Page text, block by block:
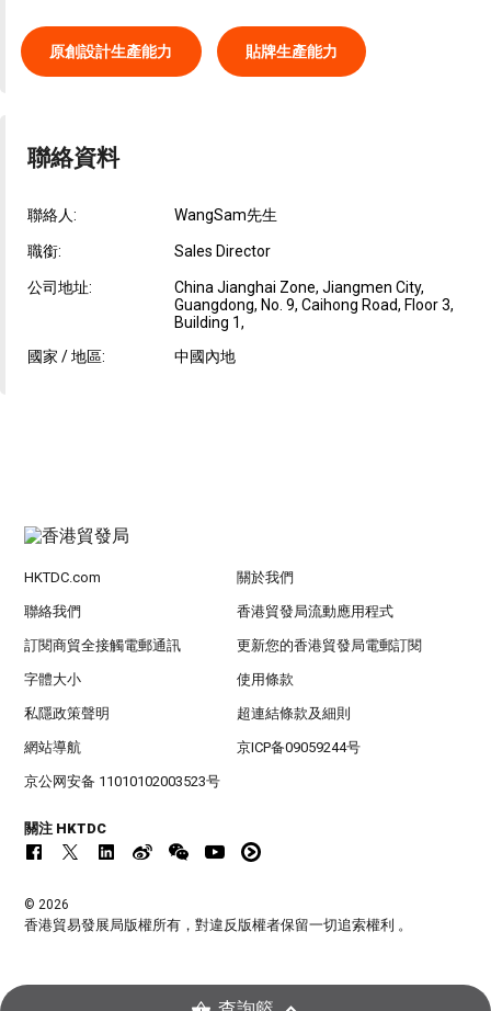
原創設計生產能力 貼牌生產能力
聯絡資料
聯絡人: WangSam先生
職銜: Sales Director
公司地址:
China Jianghai Zone, Jiangmen City,
Guangdong, No. 9, Caihong Road, Floor 3,
Building 1,
國家 / 地區:
中國內地
HKTDC.com 關於我們
聯絡我們 香港貿發局流動應用程式
訂閱商貿全接觸電郵通訊 更新您的香港貿發局電郵訂閱
字體大小 使用條款
私隱政策聲明 超連結條款及細則
網站導航 京ICP备09059244号
京公网安备 11010102003523号
關注 HKTDC
© 2026
香港貿易發展局版權所有，對違反版權者保留一切追索權利 。